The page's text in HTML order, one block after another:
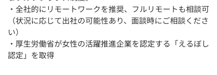
・全社的にリモートワークを推奨、フルリモートも相談可
（状況に応じて出社の可能性あり、面談時にご相談くださ
い）
・厚生労働省が女性の活躍推進企業を認定する「えるぼし
認定」を取得